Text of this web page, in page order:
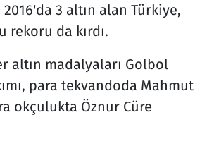
3 altın alan Türkiye,
rekoru da kırdı.
altın madalyaları Golbol
para tekvandoda Mahmut
okçulukta Öznur Cüre